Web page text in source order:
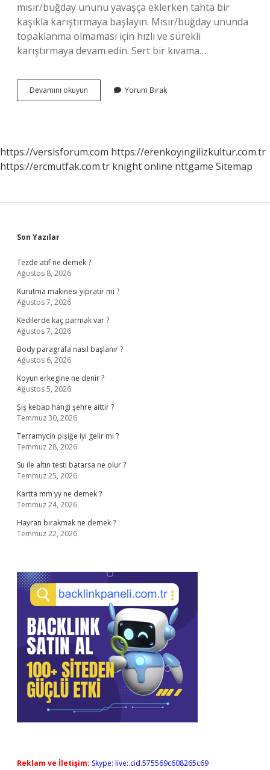
mısır/buğday ununu yavaşça eklerken tahta bir
kaşıkla karıştırmaya başlayın. Mısır/buğday ununda
topaklanma olmaması için hızlı ve sürekli
karıştırmaya devam edin. Sert bir kıvama…
Devamını okuyun Mamelika
Nedir
Yorum Bırak
https://versisforum.com https://erenkoyingilizkultur.com.tr
https://ercmutfak.com.tr knight online nttgame Sitemap
Sidebar
Son Yazılar
Tezde atıf ne demek ?
Ağustos 8, 2026
Kurutma makinesi yipratir mi ?
Ağustos 7, 2026
Kedilerde kaç parmak var ?
Ağustos 7, 2026
Body paragrafa nasıl başlanır ?
Ağustos 6, 2026
Koyun erkegine ne denir ?
Ağustos 5, 2026
Şiş kebap hangi şehre aittir ?
Temmuz 30, 2026
Terramycin pişiğe iyi gelir mi ?
Temmuz 28, 2026
Su ile altın testi batarsa ne olur ?
Temmuz 25, 2026
Kartta mm yy ne demek ?
Temmuz 24, 2026
Hayran bırakmak ne demek ?
Temmuz 22, 2026
Reklam ve İletişim: Skype: live:.cid.575569c608265c69